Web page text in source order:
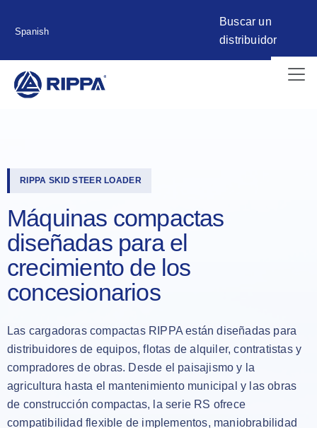
Spanish
Buscar un
distribuidor
RIPPA SKID STEER LOADER
Máquinas compactas
diseñadas para el
crecimiento de los
concesionarios
Las cargadoras compactas RIPPA están diseñadas para
distribuidores de equipos, flotas de alquiler, contratistas y
compradores de obras. Desde el paisajismo y la
agricultura hasta el mantenimiento municipal y las obras
de construcción compactas, la serie RS ofrece
compatibilidad flexible de implementos, maniobrabilidad